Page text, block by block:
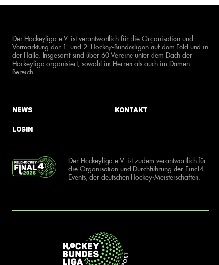
Der Hockeyliga e.V. ist verantwortlich für die Organisation und
Vermarktung der 1. und 2. Hockey-Bundesligen auf dem Feld und in
der Halle. Insgesamt sind über 60 Vereine unter dem Dach der
Hockeyliga organisiert, sowohl im Herren als auch im Damen
Bereich.
News
Login
Kontakt
Der Hockeyliga e.V. ist zudem verantwortlich für
die Organisation und Durchführung der Final4
Events, der deutschen Hockey-Meisterschaften.